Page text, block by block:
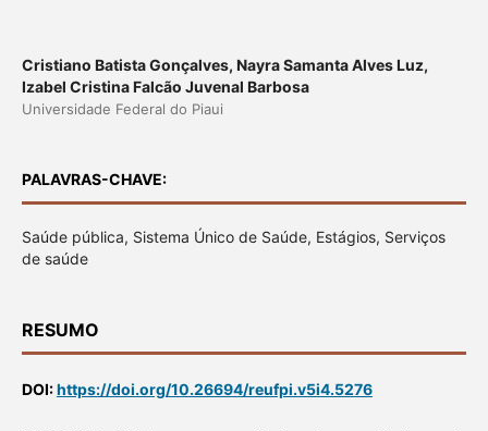
Cristiano Batista Gonçalves, Nayra Samanta Alves Luz,
Izabel Cristina Falcão Juvenal Barbosa
Universidade Federal do Piaui
PALAVRAS-CHAVE:
Saúde pública, Sistema Único de Saúde, Estágios, Serviços
de saúde
RESUMO
DOI:https://doi.org/10.26694/reufpi.v5i4.5276